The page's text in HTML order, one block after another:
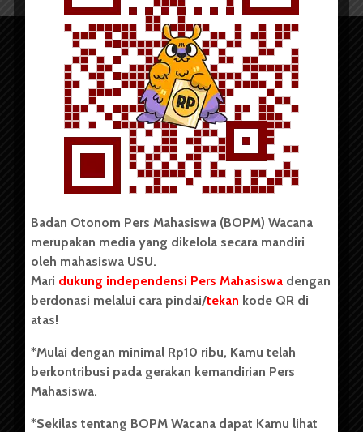
Copyright © 2023. All rights reserved BOPM WACANA.
Badan Otonom Pers Mahasiswa (BOPM) Wacana merupakan
pers mahasiswa yang berdiri di luar kampus dan dikelola
secara mandiri oleh mahasiswa Universitas Sumatera Utara
(USU). Sebelumnya BOPM Wacana merupakan salah satu
Unit Kegiatan Mahasiswa (UKM) di Universitas Sumatera
berdiri pada 1 Juli 1995.
Badan Otonom Pers Mahasiswa (BOPM) Wacana
merupakan media yang dikelola secara mandiri
oleh mahasiswa USU.
Mari dukung independensi Pers Mahasiswa dengan
berdonasi melalui cara pindai/tekan kode QR di
atas!
*Mulai dengan minimal Rp10 ribu, Kamu telah
berkontribusi pada gerakan kemandirian Pers
Mahasiswa.
*Sekilas tentang BOPM Wacana dapat Kamu lihat